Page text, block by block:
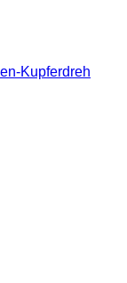
Kupferdreh